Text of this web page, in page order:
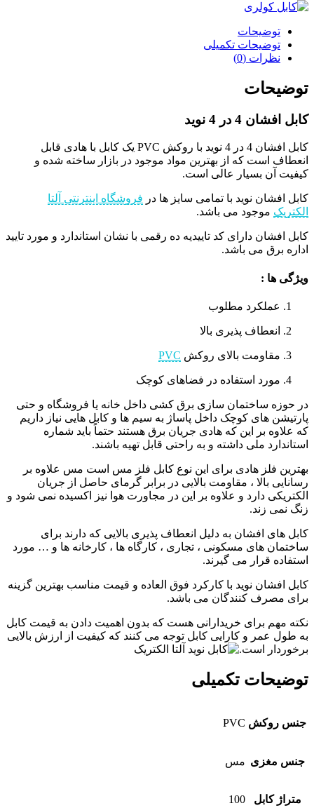
توضیحات
توضیحات تکمیلی
نظرات (0)
توضیحات
کابل افشان 4 در 4 نوید
کابل افشان 4 در 4 نوید با روکش PVC یک کابل با هادی قابل
انعطاف است که از بهترین مواد موجود در بازار ساخته شده و
کیفیت آن بسیار عالی است.
کابل افشان نوید با تمامی سایز ها در فروشگاه اینترنتی آلتا
الکتریک موجود می باشد.
کابل افشان دارای کد تاییدیه ده رقمی با نشان استاندارد و مورد تایید
اداره برق می باشد.
ویژگی ها :
عملکرد مطلوب
انعطاف پذیری بالا
مقاومت بالای روکش PVC
مورد استفاده در فضاهای کوچک
در حوزه ساختمان سازی برق کشی داخل خانه یا فروشگاه و حتی
پارتیشن های کوچک داخل پاساژ به سیم ها و کابل هایی نیاز داریم
که علاوه بر این که هادی جریان برق هستند حتماً باید شماره
استاندارد ملی داشته و به راحتی قابل تهیه باشند.
بهترین فلز هادی برای این نوع کابل فلز مس است مس علاوه بر
رسانایی بالا ، مقاومت بالایی در برابر گرمای حاصل از جریان
الکتریکی دارد و علاوه بر این در مجاورت هوا نیز اکسیده نمی شود و
زنگ نمی زند.
کابل های افشان به دلیل انعطاف پذیری بالایی که دارند برای
ساختمان های مسکونی ، تجاری ، کارگاه ها ، کارخانه ها و … مورد
استفاده قرار می گیرند.
کابل افشان نوید با کارکرد فوق العاده و قیمت مناسب بهترین گزینه
برای مصرف کنندگان می باشد.
نکته مهم برای خریدارانی هست که بدون اهمیت دادن به قیمت کابل
به طول عمر و کارایی کابل توجه می کنند که کیفیت از ارزش بالایی
برخوردار است.
توضیحات تکمیلی
جنس روکش PVC
جنس مغزی مس
متراژ کابل 100